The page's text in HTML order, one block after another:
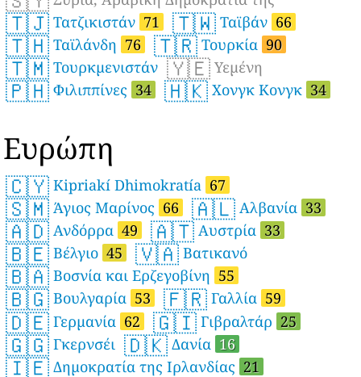
🇹🇯 Τατζικιστάν 71 🇹🇼 Ταϊβάν 66
🇹🇭 Ταϊλάνδη 76 🇹🇷 Τουρκία 90
🇹🇲 Τουρκμενιστάν 🇾🇪 Υεμένη
🇵🇭 Φιλιππίνες 34 🇭🇰 Χονγκ Κονγκ 34
Ευρώπη
🇨🇾 Kipriakí Dhimokratía 67
🇸🇲 Άγιος Μαρίνος 66 🇦🇱 Αλβανία 33
🇦🇩 Ανδόρρα 49 🇦🇹 Αυστρία 33
🇧🇪 Βέλγιο 45 🇻🇦 Βατικανό
🇧🇦 Βοσνία και Ερζεγοβίνη 55
🇧🇬 Βουλγαρία 53 🇫🇷 Γαλλία 59
🇩🇪 Γερμανία 62 🇬🇮 Γιβραλτάρ 25
🇬🇬 Γκερνσέι 🇩🇰 Δανία 16
🇮🇪 Δημοκρατία της Ιρλανδίας 21